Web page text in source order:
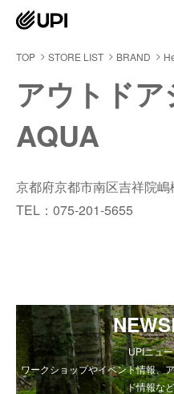
TOP STORE LIST BRAND
アウトド
AQUA
京都府京都市南区吉祥院
TEL：075-201-5655
UPIニュ
ワークショップやイベント情報、
ド情報な